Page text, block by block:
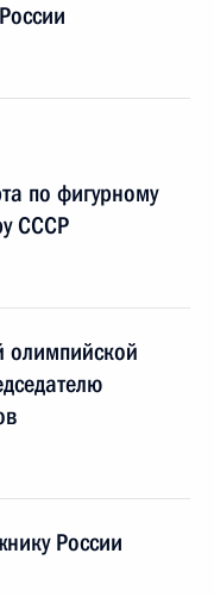
по фигурному
СССР
олимпийской
России